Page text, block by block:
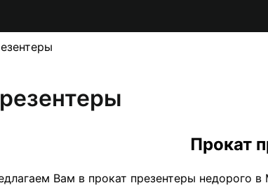
Прокат
Вам в прокат презентеры недорого